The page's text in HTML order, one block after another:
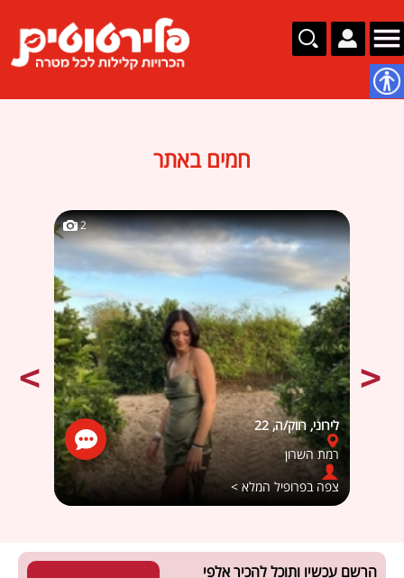
חמים באתר
2
לירוני, רווק/ה, 22
רמת השרון
צפה בפרופיל המלא >
הרשם עכשיו ותוכל להכיר אלפי